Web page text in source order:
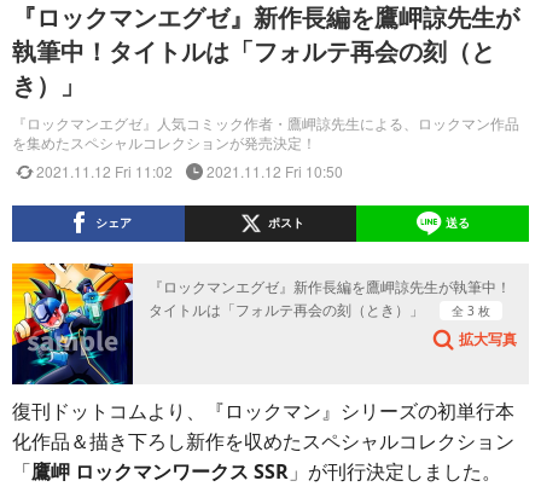
『ロックマンエグゼ』新作長編を鷹岬諒先生が
執筆中！タイトルは「フォルテ再会の刻（と
き）」
『ロックマンエグゼ』人気コミック作者・鷹岬諒先生による、ロックマン作品
を集めたスペシャルコレクションが発売決定！
2021.11.12 Fri 11:02 2021.11.12 Fri 10:50
シェア ポスト 送る
『ロックマンエグゼ』新作長編を鷹岬諒先生が執筆中！
タイトルは「フォルテ再会の刻（とき）」
全 3 枚
拡大写真
復刊ドットコムより、『ロックマン』シリーズの初単行本
化作品＆描き下ろし新作を収めたスペシャルコレクション
「鷹岬 ロックマンワークス SSR 」が刊行決定しました。